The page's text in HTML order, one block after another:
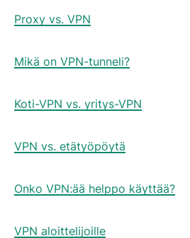
Proxy vs. VPN
Mikä on VPN-tunneli?
Koti-VPN vs. yritys-VPN
VPN vs. etätyöpöytä
Onko VPN:ää helppo käyttää?
VPN aloittelijoille